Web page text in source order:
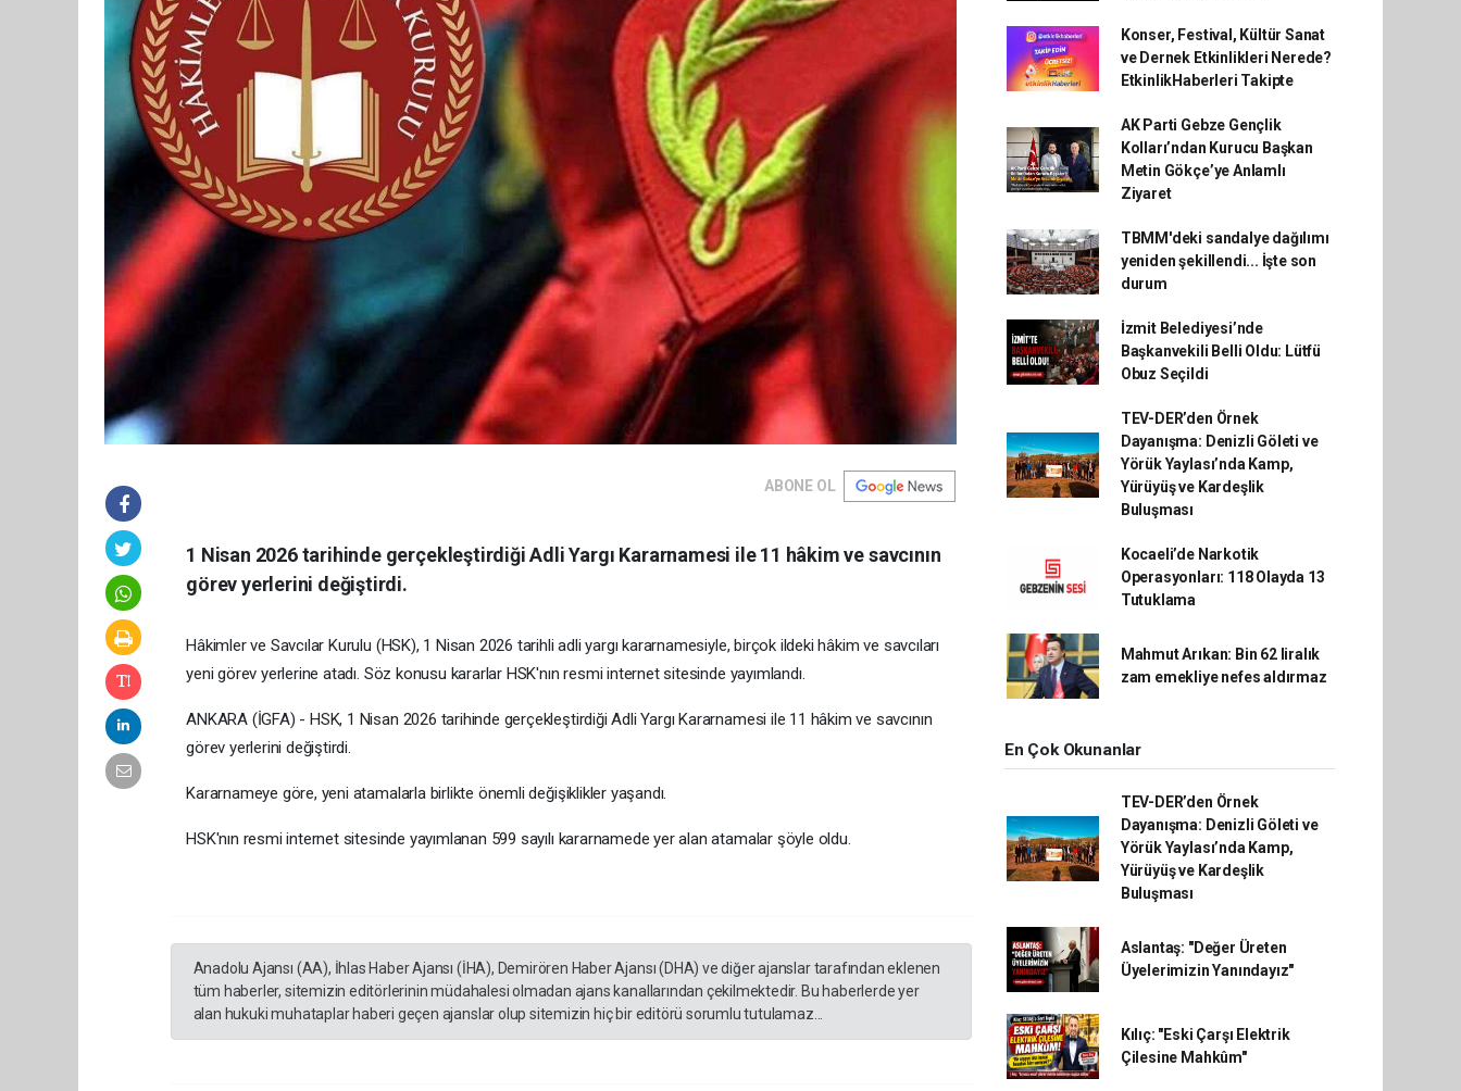
ABONE OL
1 Nisan 2026 tarihinde gerçekleştirdiği Adli Yargı Kararnamesi ile 11 hâkim ve savcının
görev yerlerini değiştirdi.
Hâkimler ve Savcılar Kurulu (HSK), 1 Nisan 2026 tarihli adli yargı kararnamesiyle, birçok ildeki hâkim ve savcıları
yeni görev yerlerine atadı. Söz konusu kararlar HSK'nın resmi internet sitesinde yayımlandı.
ANKARA (İGFA) - HSK, 1 Nisan 2026 tarihinde gerçekleştirdiği Adli Yargı Kararnamesi ile 11 hâkim ve savcının
görev yerlerini değiştirdi.
Kararnameye göre, yeni atamalarla birlikte önemli değişiklikler yaşandı.
HSK'nın resmi internet sitesinde yayımlanan 599 sayılı kararnamede yer alan atamalar şöyle oldu.
Anadolu Ajansı (AA), İhlas Haber Ajansı (İHA), Demirören Haber Ajansı (DHA) ve diğer ajanslar tarafından eklenen
tüm haberler, sitemizin editörlerinin müdahalesi olmadan ajans kanallarından çekilmektedir. Bu haberlerde yer
alan hukuki muhataplar haberi geçen ajanslar olup sitemizin hiç bir editörü sorumlu tutulamaz...
Konser, Festival, Kültür Sanat
ve Dernek Etkinlikleri Nerede?
EtkinlikHaberleri Takipte
AK Parti Gebze Gençlik
Kolları’ndan Kurucu Başkan
Metin Gökçe’ye Anlamlı
Ziyaret
TBMM'deki sandalye dağılımı
yeniden şekillendi... İşte son
durum
İzmit Belediyesi’nde
Başkanvekili Belli Oldu: Lütfü
Obuz Seçildi
TEV-DER’den Örnek
Dayanışma: Denizli Göleti ve
Yörük Yaylası’nda Kamp,
Yürüyüş ve Kardeşlik
Buluşması
Kocaeli’de Narkotik
Operasyonları: 118 Olayda 13
Tutuklama
Mahmut Arıkan: Bin 62 liralık
zam emekliye nefes aldırmaz
En Çok Okunanlar
TEV-DER’den Örnek
Dayanışma: Denizli Göleti ve
Yörük Yaylası’nda Kamp,
Yürüyüş ve Kardeşlik
Buluşması
Aslantaş: "Değer Üreten
Üyelerimizin Yanındayız"
Kılıç: "Eski Çarşı Elektrik
Çilesine Mahkûm"